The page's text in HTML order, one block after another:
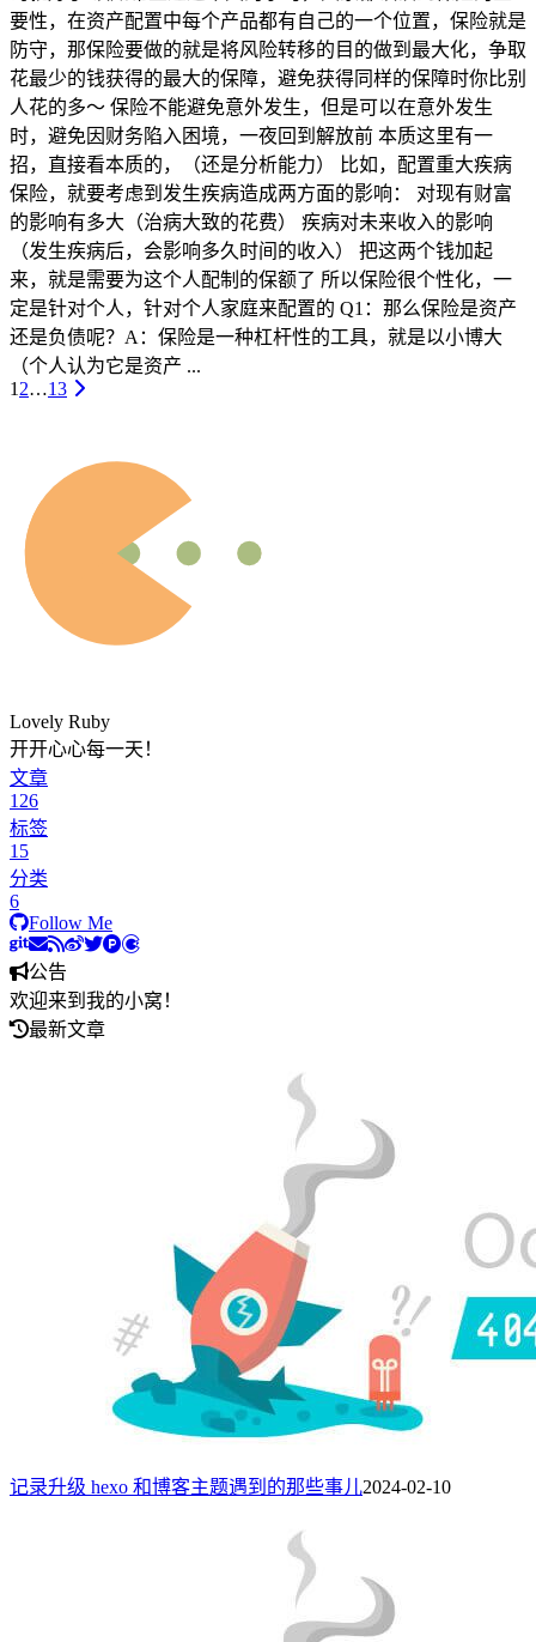
要性，在资产配置中每个产品都有自己的一个位置，保险就是
防守，那保险要做的就是将风险转移的目的做到最大化，争取
花最少的钱获得的最大的保障，避免获得同样的保障时你比别
人花的多～ 保险不能避免意外发生，但是可以在意外发生
时，避免因财务陷入困境，一夜回到解放前 本质这里有一
招，直接看本质的，（还是分析能力） 比如，配置重大疾病
保险，就要考虑到发生疾病造成两方面的影响： 对现有财富
的影响有多大（治病大致的花费） 疾病对未来收入的影响
（发生疾病后，会影响多久时间的收入） 把这两个钱加起
来，就是需要为这个人配制的保额了 所以保险很个性化，一
定是针对个人，针对个人家庭来配置的 Q1：那么保险是资产
还是负债呢？A：保险是一种杠杆性的工具，就是以小博大
（个人认为它是资产 ...
1 2 13
Lovely Ruby
开开心心每一天！
文章
126
标签
15
分类
6
Follow Me
公告
欢迎来到我的小窝！
最新文章
记录升级 hexo 和博客主题遇到的那些事儿 2024-02-10